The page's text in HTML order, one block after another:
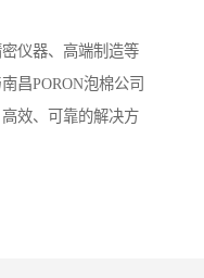
仪器、高端制造等
昌PORON泡棉公司
效、可靠的解决方